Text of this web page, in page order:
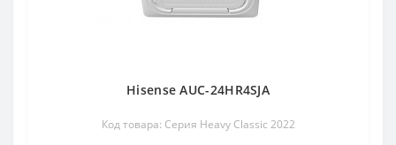
Hisense AUC-24HR4SJA
Код товара: Серия Heavy Classic 2022